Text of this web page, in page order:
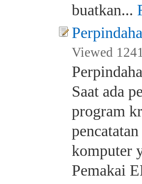
buatkan...
Viewed
Saat ada
program
komputer
Pemakai